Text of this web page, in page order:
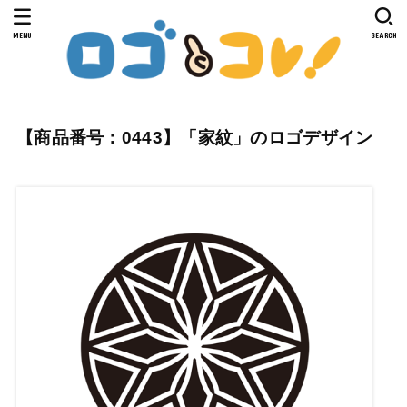
SEARCH
MENU
【商品番号：0443】「家紋」のロゴデザイン